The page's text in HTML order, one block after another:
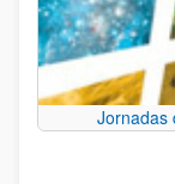
Jornadas